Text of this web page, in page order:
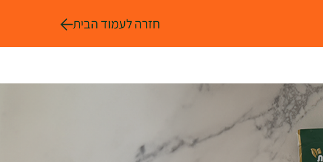
חזרה לעמוד הבית